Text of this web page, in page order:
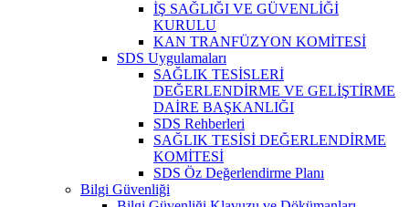
İŞ SAĞLIĞI VE GÜVENLİĞİ
KURULU
KAN TRANFÜZYON KOMİTESİ
SDS Uygulamaları
SAĞLIK TESİSLERİ
DEĞERLENDİRME VE GELİŞTİRME
DAİRE BAŞKANLIĞI
SDS Rehberleri
SAĞLIK TESİSİ DEĞERLENDİRME
KOMİTESİ
SDS Öz Değerlendirme Planı
Bilgi Güvenliği